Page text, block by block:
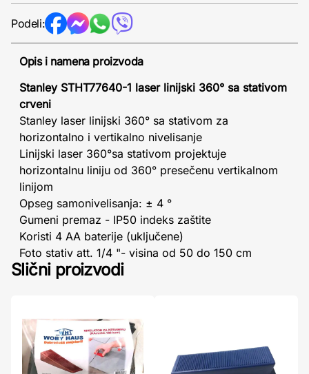
Podeli:
Opis i namena proizvoda
Stanley STHT77640-1 laser linijski 360° sa stativom
crveni
Stanley laser linijski 360° sa stativom za
horizontalno i vertikalno nivelisanje
Linijski laser 360°sa stativom projektuje
horizontalnu liniju od 360° presečenu vertikalnom
linijom
Opseg samonivelisanja: ± 4 °
Gumeni premaz - IP50 indeks zaštite
Koristi 4 AA baterije (uključene)
Foto stativ att. 1/4 "- visina od 50 do 150 cm
Slični proizvodi